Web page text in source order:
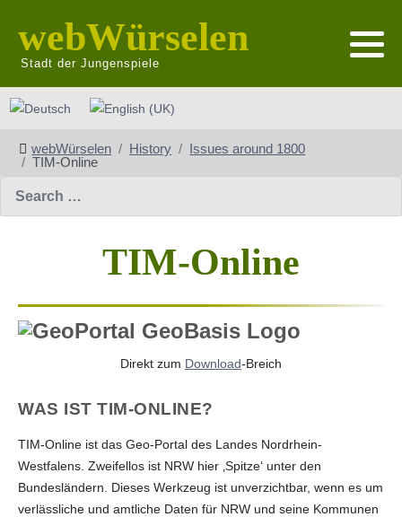
webWürselen
Stadt der Jungenspiele
Select your language
webWürselen History
Issues around 1800
TIM-Online
TIM-Online
Direkt zum Download-Breich
WAS IST TIM-ONLINE?
TIM-Online ist das Geo-Portal des Landes Nordrhein-
Westfalens. Zweifellos ist NRW hier ‚Spitze‘ unter den
Bundesländern. Dieses Werkzeug ist unverzichtbar, wenn es um
verlässliche und amtliche Daten für NRW und seine Kommunen